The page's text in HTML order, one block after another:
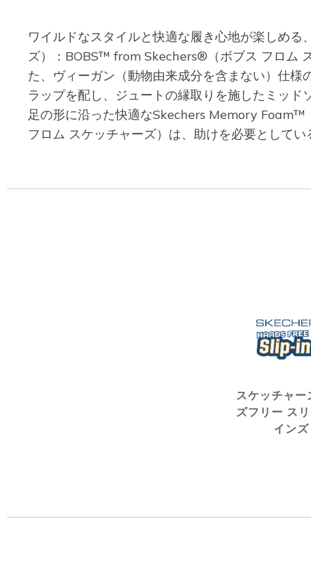
ワイルドなスタイルと快適な履き心地が楽しめ
ズ）：BOBS™ from Skechers®（ボブス フロム
た、ヴィーガン（動物由来成分を含まない）仕
ラップを配し、ジュートの縁取りを施したミッ
足の形に沿った快適なSkechers Memory
フロム スケッチャーズ）は、助けを必要とし
スケッチャー
ズフリー ス
インズ